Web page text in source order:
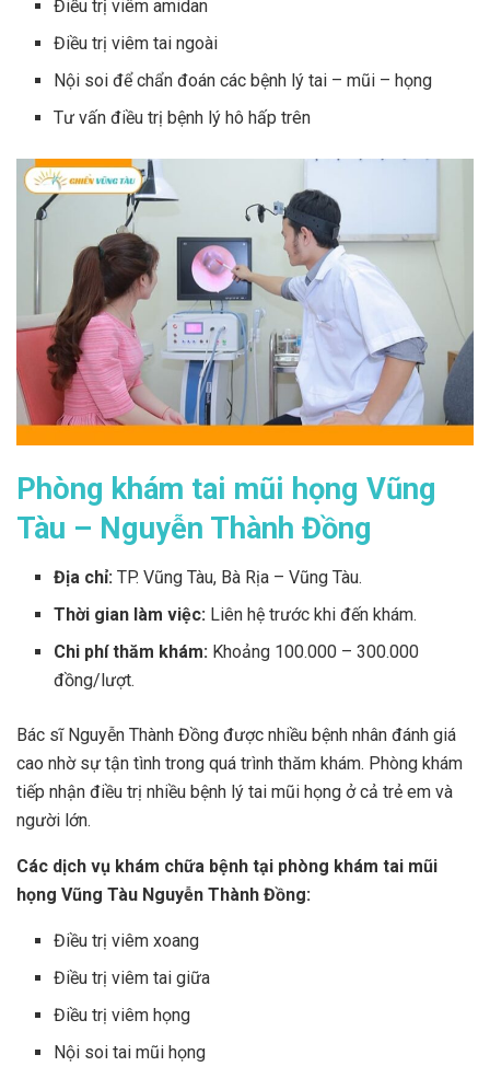
Điều trị viêm amidan
Điều trị viêm tai ngoài
Nội soi để chẩn đoán các bệnh lý tai – mũi – họng
Tư vấn điều trị bệnh lý hô hấp trên
Phòng khám tai mũi họng Vũng
Tàu – Nguyễn Thành Đồng
Địa chỉ: TP. Vũng Tàu, Bà Rịa – Vũng Tàu.
Thời gian làm việc: Liên hệ trước khi đến khám.
Chi phí thăm khám: Khoảng 100.000 – 300.000
đồng/lượt.
Bác sĩ Nguyễn Thành Đồng được nhiều bệnh nhân đánh giá
cao nhờ sự tận tình trong quá trình thăm khám. Phòng khám
tiếp nhận điều trị nhiều bệnh lý tai mũi họng ở cả trẻ em và
người lớn.
Các dịch vụ khám chữa bệnh tại phòng khám tai mũi
họng Vũng Tàu Nguyễn Thành Đồng:
Điều trị viêm xoang
Điều trị viêm tai giữa
Điều trị viêm họng
Nội soi tai mũi họng